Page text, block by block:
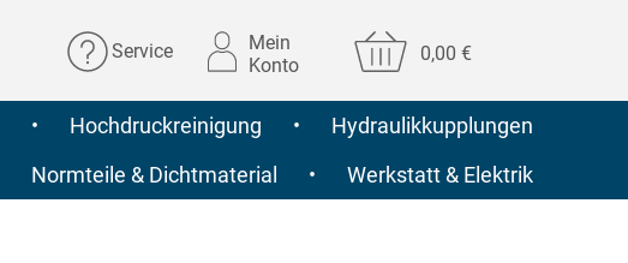
Service
Mein
Konto
0,00 €
• Hochdruckreinigung •
Hydraulikkupplungen
Normteile & Dichtmaterial • Werkstatt & Elektrik